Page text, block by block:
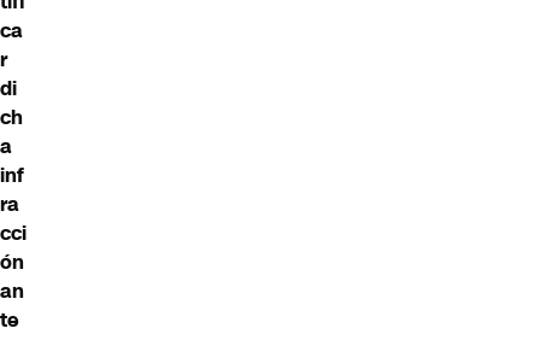
ca
r
di
ch
a
inf
ra
cci
ón
an
te